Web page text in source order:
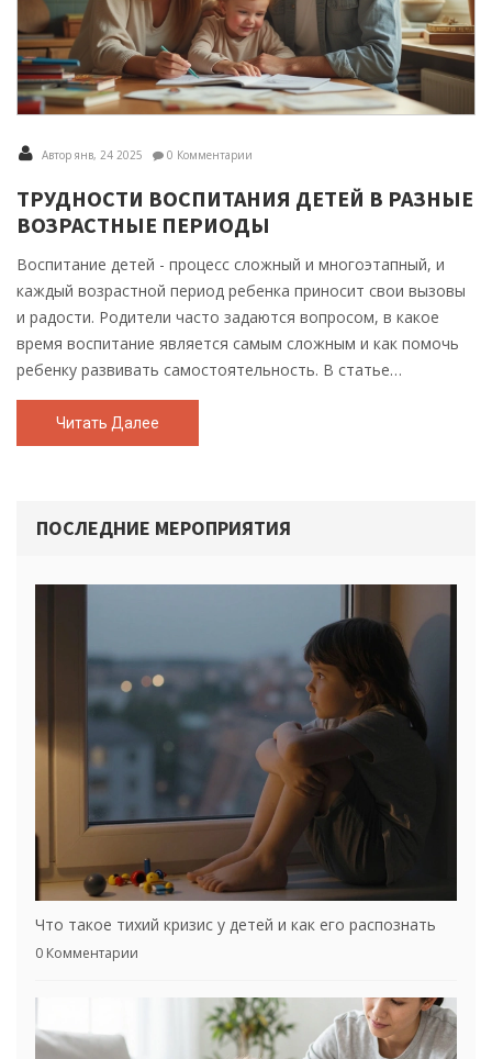
Автор янв, 24 2025 0 Комментарии
ТРУДНОСТИ ВОСПИТАНИЯ ДЕТЕЙ В РАЗНЫЕ
ВОЗРАСТНЫЕ ПЕРИОДЫ
Воспитание детей - процесс сложный и многоэтапный, и
каждый возрастной период ребенка приносит свои вызовы
и радости. Родители часто задаются вопросом, в какое
время воспитание является самым сложным и как помочь
ребенку развивать самостоятельность. В статье
рассматриваются основные проблемы, с которыми
сталкиваются родители на каждом этапе взросления.
Приводятся конкретные советы и рекомендации, которые
его стремлении к самостоятельности и уверенности в себе.
Читать Далее
ПОСЛЕДНИЕ МЕРОПРИЯТИЯ
Что такое тихий кризис у детей и как его распознать
0 Комментарии